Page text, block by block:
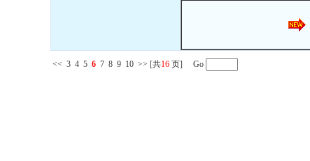
<< 3 4 5 6 7 8 9 10 >> [共16 页] Go